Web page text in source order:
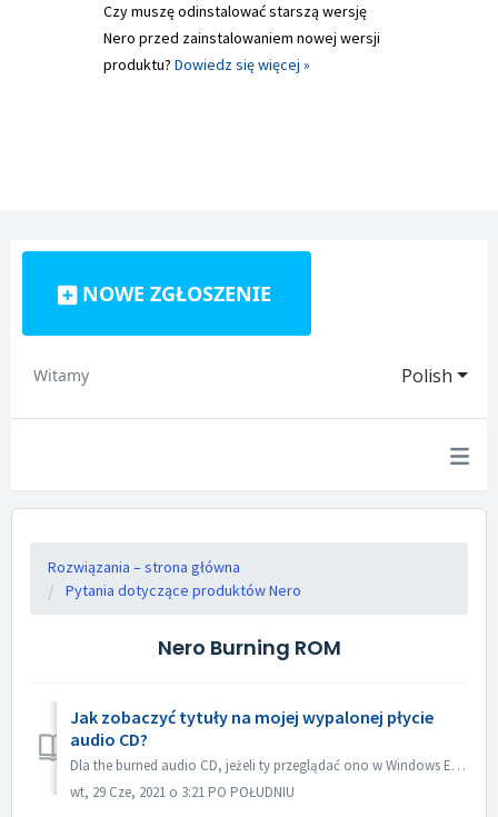
Czy muszę odinstalować starszą wersję
Nero przed zainstalowaniem nowej wersji
produktu? Dowiedz się więcej »
NOWE ZGŁOSZENIE
Polish
Witamy
Rozwiązania – strona główna
Pytania dotyczące produktów Nero
Nero Burning ROM
Jak zobaczyć tytuły na mojej wypalonej płycie
audio CD?
Dla the burned audio CD, jeżeli ty przeglądać ono w Windows Eksplorator, ono pokazywać jako ścieżka 01, ścieżka 02. Jest to zgodne z oczekiwaniami: If...
wt, 29 Cze, 2021 o 3:21 PO POŁUDNIU